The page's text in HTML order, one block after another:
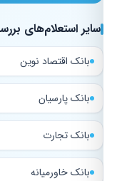
سایر استعلام‌های بررسی
بانک اقتصاد نوین
بانک پارسیان
بانک تجارت
بانک خاورمیانه